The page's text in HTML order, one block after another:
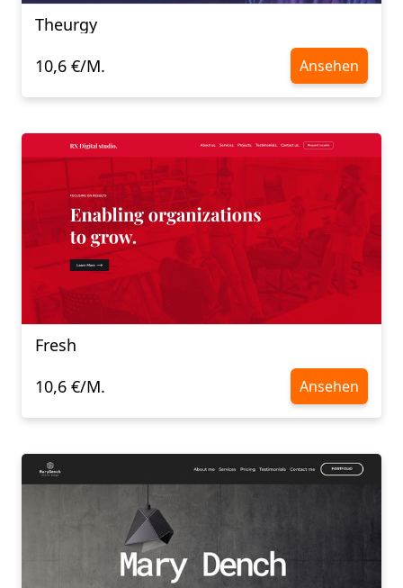
Theurgy
10,6 €/M.
Ansehen
Fresh
10,6 €/M.
Ansehen